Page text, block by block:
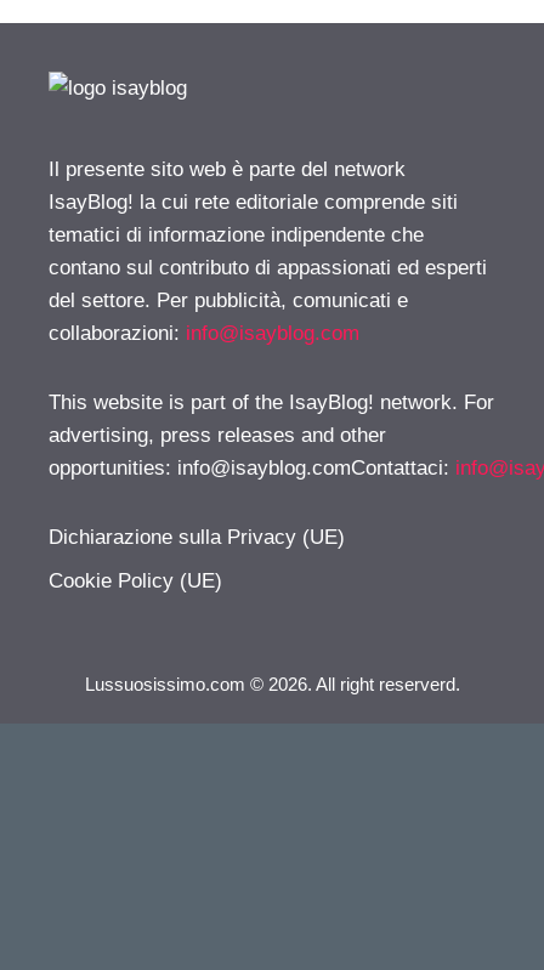
Il presente sito web è parte del network
IsayBlog! la cui rete editoriale comprende siti
tematici di informazione indipendente che
contano sul contributo di appassionati ed esperti
del settore. Per pubblicità, comunicati e
collaborazioni: info@isayblog.com
This website is part of the IsayBlog! network. For
advertising, press releases and other
opportunities: info@isayblog.comContattaci:
Dichiarazione sulla Privacy (UE)
Cookie Policy (UE)
Lussuosissimo.com © 2026. All right reserverd.